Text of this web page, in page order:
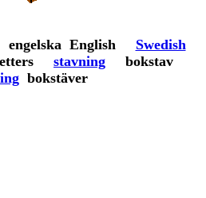
English Swedish
stavning bokstav
bokstäver